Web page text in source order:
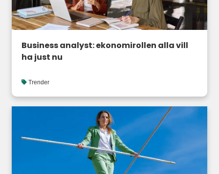
Business analyst: ekonomirollen alla vill
ha just nu
Trender